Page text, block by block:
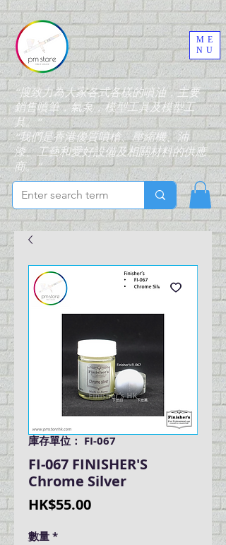
“搜致力為大家各式各樣的噴油，主要
銷售噴筆，氣泵，模型工具及模型工
具。”
“我們是香港優質噴槍、壓縮機、油
漆、工藝和愛好設備及相關材料的供應
商。”
ME
NU
庫存單位： FI-067
FI-067 FINISHER'S
Chrome Silver
HK$55.00價
數量*